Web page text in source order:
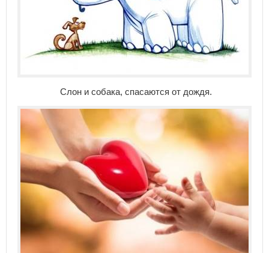
Слон и собака, спасаются от дождя.